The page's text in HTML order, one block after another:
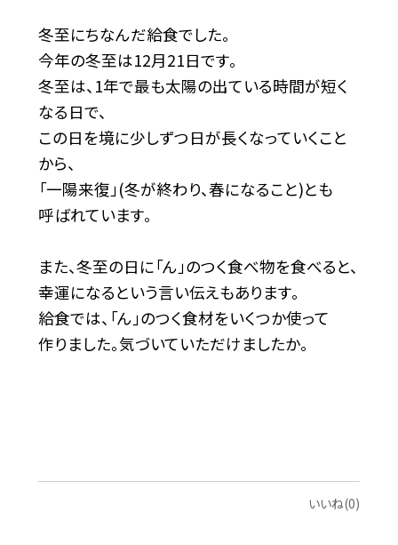
冬至にちなんだ給食でした。
今年の冬至は12月21日です。
冬至は、1年で最も太陽の出ている時間が短く
なる日で、
この日を境に少しずつ日が長くなっていくこと
から、
「一陽来復」(冬が終わり、春になること)とも
呼ばれています。
また、冬至の日に「ん」のつく食べ物を食べると、
幸運になるという言い伝えもあります。
給食では、「ん」のつく食材をいくつか使って
作りました。気づいていただけましたか。
いいね(0)